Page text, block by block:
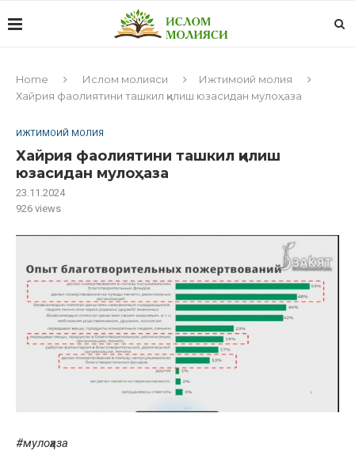
Home Ислом молияси
Ижтимоий молия
Хайрия фаолиятини ташкил қилиш юзасидан мулоҳаза
ИЖТИМОИЙ МОЛИЯ
Хайрия фаолиятини ташкил қилиш
юзасидан мулоҳаза
23.11.2024
926 views
#мулоҳаза